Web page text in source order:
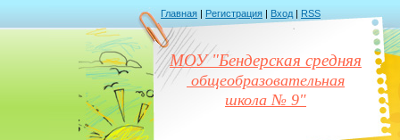
Главная | Регистрация | Вход | RSS
МОУ "Бендерская средняя
общеобразовательная
школа № 9"